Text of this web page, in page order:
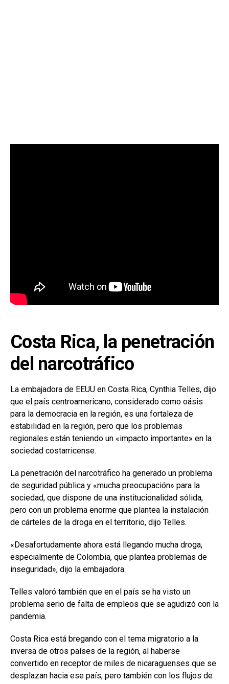
Costa Rica, la penetración
del narcotráfico
La embajadora de EEUU en Costa Rica, Cynthia Telles, dijo
que el país centroamericano, considerado como oásis
para la democracia en la región, es una fortaleza de
estabilidad en la región, pero que los problemas
regionales están teniendo un «impacto importante» en la
sociedad costarricense.
La penetración del narcotráfico ha generado un problema
de seguridad pública y «mucha preocupación» para la
sociedad, que dispone de una institucionalidad sólida,
pero con un problema enorme que plantea la instalación
de cárteles de la droga en el territorio, dijo Telles.
«Desafortudamente ahora está llegando mucha droga,
especialmente de Colombia, que plantea problemas de
inseguridad», dijo la embajadora.
Telles valoró también que en el país se ha visto un
problema serio de falta de empleos que se agudizó con la
pandemia.
Costa Rica está bregando con el tema migratorio a la
inversa de otros países de la región, al haberse
convertido en receptor de miles de nicaraguenses que se
desplazan hacia ese país, pero también con los flujos de